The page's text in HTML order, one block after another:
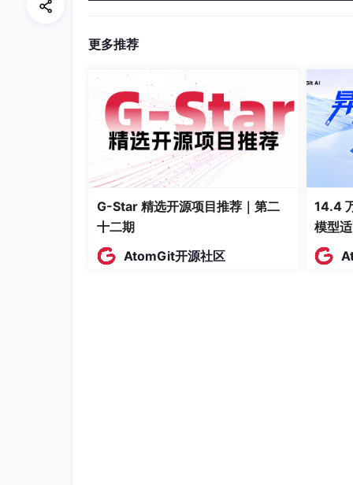
更多推荐
G-Star 精选开源项目推荐｜第二
十二期
AtomGit开源社区
14.4
模型